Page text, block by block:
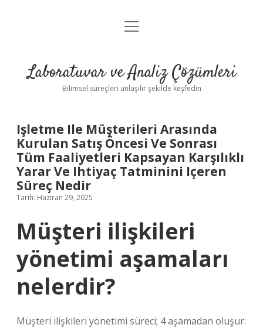
Anasayfa
Yasal Uyarı
menüyü
Laboratuvar ve Analiz Çözümleri
Bilimsel süreçleri anlaşılır şekilde keşfedin
Işletme Ile Müşterileri Arasında
Kurulan Satış Öncesi Ve Sonrası
Tüm Faaliyetleri Kapsayan Karşılıklı
Yarar Ve Ihtiyaç Tatminini Içeren
Süreç Nedir
Tarih: Haziran 29, 2025
Müşteri ilişkileri
yönetimi aşamaları
nelerdir?
Müşteri ilişkileri yönetimi süreci; 4 aşamadan oluşur: